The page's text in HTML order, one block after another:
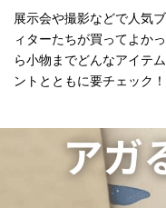
展示会や撮影などで人気
ィターたちが買ってよか
ら小物までどんなアイテ
ントとともに要チェック！